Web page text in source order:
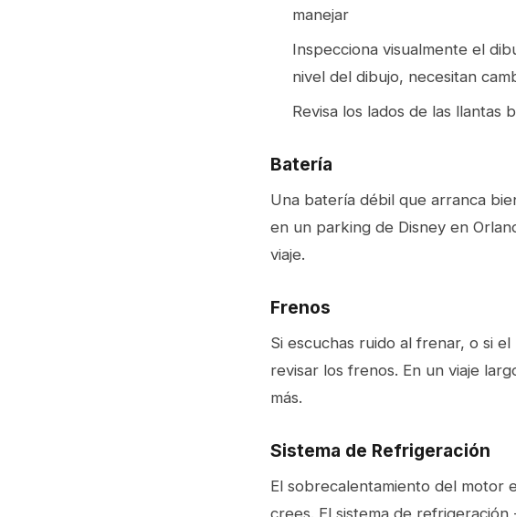
manejar
Inspecciona visualmente el
nivel del dibujo, necesitan
Revisa los lados de las llantas
Batería
Una batería débil que arranca
en un parking de Disney en
viaje.
Frenos
Si escuchas ruido al frenar, o si
revisar los frenos. En un viaje
más.
Sistema de Refrigeración
El sobrecalentamiento del motor
crees. El sistema de